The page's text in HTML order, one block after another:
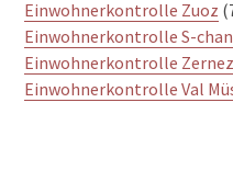
Einwohnerkontrolle Zuoz
Einwohnerkontrolle S-
Einwohnerkontrolle Zernez
Einwohnerkontrolle Val